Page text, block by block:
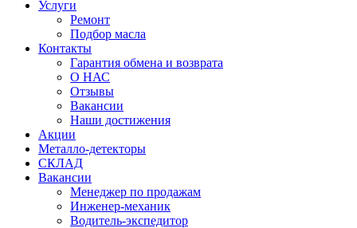
Услуги
Ремонт
Подбор масла
Контакты
Гарантия обмена и возврата
О НАС
Отзывы
Вакансии
Наши достижения
Акции
Металло-детекторы
СКЛАД
Вакансии
Менеджер по продажам
Инженер-механик
Водитель-экспедитор